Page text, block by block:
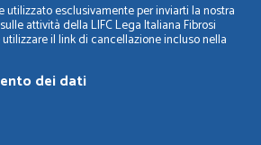
utilizzato esclusivamente per inviarti la nostra
attività della LIFC Lega Italiana Fibrosi
il link di cancellazione incluso nella
dei dati